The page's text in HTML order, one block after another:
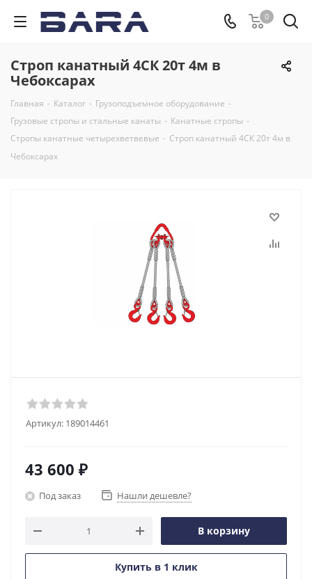
0
Строп канатный 4СК 20т 4м в
Чебоксарах
Главная - Каталог - Грузоподъемное оборудование -
Грузовые стропы и стальные канаты - Канатные стропы -
Стропы канатные четырехветвевые - Строп канатный 4СК 20т 4м в
Чебоксарах
Артикул: 189014461
43 600 ₽
Под заказ Нашли дешевле?
В корзину
Купить в 1 клик